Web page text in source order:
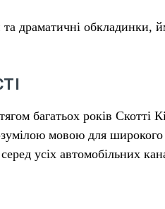
драматичні обкладинки,
багатьох років Скотті
мовою для
серед усіх автомобільних